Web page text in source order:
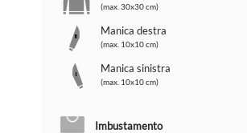
(max. 30x30 cm)
Manica destra
(max. 10x10 cm)
Manica sinistra
(max. 10x10 cm)
Imbustamento